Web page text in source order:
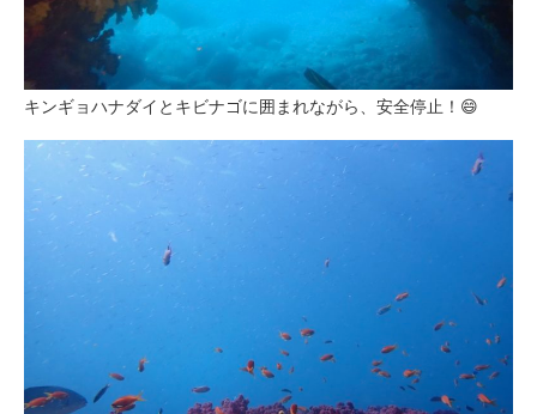
キンギョハナダイとキビナゴに囲まれながら、安全停止！😄